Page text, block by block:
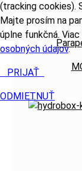
(tracking cookies).
Majte prosím na
úplne funkčná.
osobných údajov.
PRIJAŤ
ODMIETNUŤ